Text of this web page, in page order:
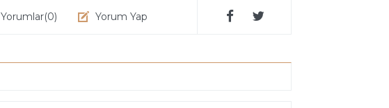
Yorumlar(0) Yorum Yap